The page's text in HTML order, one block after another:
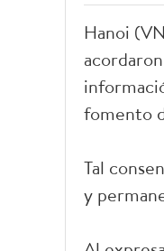
Hanoi
fomento
Tal
y